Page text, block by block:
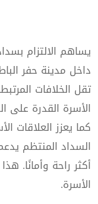
يساهم الالتزام
داخل مدينة حفر
تقل الخلافات
الأسرة القدرة على
كما يعزز العلاقات
السداد المنتظم
أكثر راحة وأمانًا.
الأسرة.